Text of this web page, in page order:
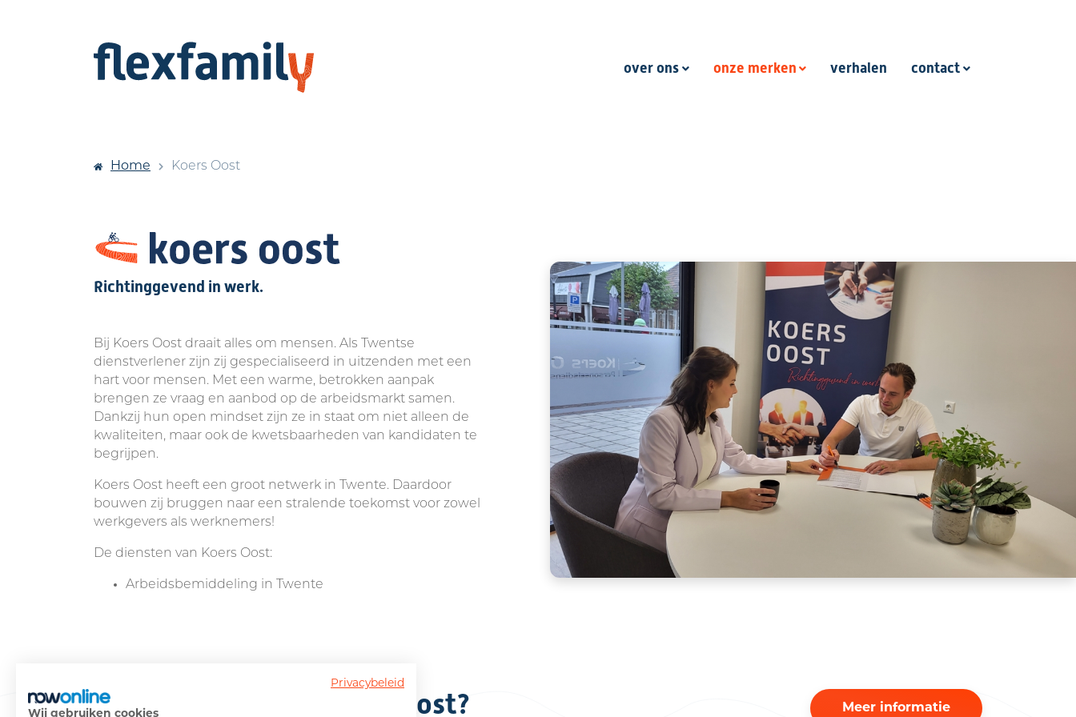
over ons onze merken verhalen contact
Home Koers Oost
Richtinggevend in werk.
Bij Koers Oost draait alles om mensen. Als Twentse
dienstverlener zijn zij gespecialiseerd in uitzenden met een
hart voor mensen. Met een warme, betrokken aanpak
brengen ze vraag en aanbod op de arbeidsmarkt samen.
Dankzij hun open mindset zijn ze in staat om niet alleen de
kwaliteiten, maar ook de kwetsbaarheden van kandidaten te
begrijpen.
Koers Oost heeft een groot netwerk in Twente. Daardoor
bouwen zij bruggen naar een stralende toekomst voor zowel
werkgevers als werknemers!
De diensten van Koers Oost:
Arbeidsbemiddeling in Twente
Meer weten over Koers Oost? Meer informatie
Privacybeleid
Wij gebruiken cookies